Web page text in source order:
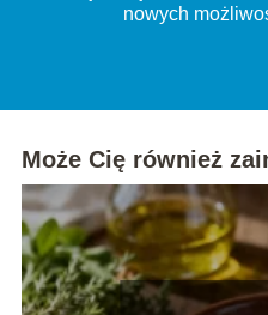
nowych
Może Cię również